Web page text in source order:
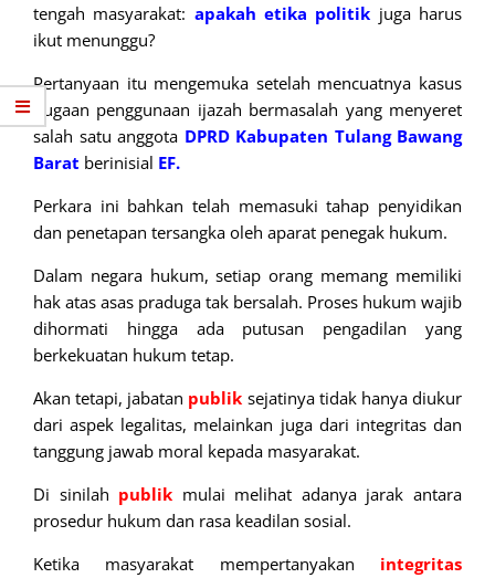
tengah masyarakat: apakah etika politik juga harus
ikut menunggu?
Pertanyaan itu mengemuka setelah mencuatnya kasus
dugaan penggunaan ijazah bermasalah yang menyeret
salah satu anggota DPRD Kabupaten Tulang Bawang
Barat berinisial EF.
Perkara ini bahkan telah memasuki tahap penyidikan
dan penetapan tersangka oleh aparat penegak hukum.
Dalam negara hukum, setiap orang memang memiliki
hak atas asas praduga tak bersalah. Proses hukum wajib
dihormati hingga ada putusan pengadilan yang
berkekuatan hukum tetap.
Akan tetapi, jabatan publik sejatinya tidak hanya diukur
dari aspek legalitas, melainkan juga dari integritas dan
tanggung jawab moral kepada masyarakat.
Di sinilah publik mulai melihat adanya jarak antara
prosedur hukum dan rasa keadilan sosial.
Ketika masyarakat mempertanyakan integritas